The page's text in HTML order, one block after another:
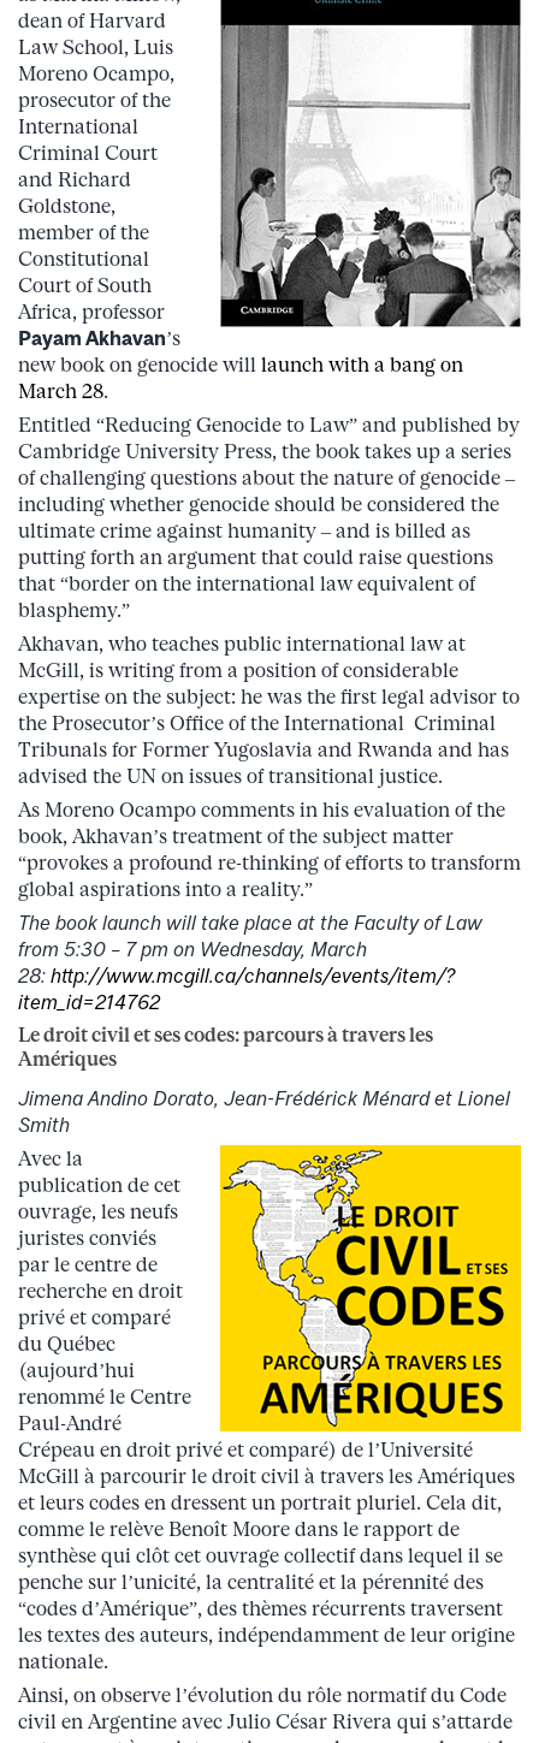
dean of Harvard
Law School, Luis
Moreno Ocampo,
prosecutor of the
International
Criminal Court
and Richard
Goldstone,
member of the
Constitutional
Court of South
Africa, professor
Payam Akhavan’s
new book on genocide will launch with a bang on
March 28.
Entitled “Reducing Genocide to Law” and published by
Cambridge University Press, the book takes up a series
of challenging questions about the nature of genocide –
including whether genocide should be considered the
ultimate crime against humanity – and is billed as
putting forth an argument that could raise questions
that “border on the international law equivalent of
blasphemy.”
Akhavan, who teaches public international law at
McGill, is writing from a position of considerable
expertise on the subject: he was the first legal advisor to
the Prosecutor’s Office of the International Criminal
Tribunals for Former Yugoslavia and Rwanda and has
advised the UN on issues of transitional justice.
As Moreno Ocampo comments in his evaluation of the
book, Akhavan’s treatment of the subject matter
“provokes a profound re-thinking of efforts to transform
global aspirations into a reality.”
The book launch will take place at the Faculty of Law
from 5:30 – 7 pm on Wednesday, March
28: http://www.mcgill.ca/channels/events/item/?
item_id=214762
Le droit civil et ses codes: parcours à travers les
Amériques
Jimena Andino Dorato, Jean-Frédérick Ménard et Lionel
Smith
Avec la
publication de cet
ouvrage, les neufs
juristes conviés
par le centre de
recherche en droit
privé et comparé
du Québec
(aujourd’hui
renommé le Centre
Paul-André
Crépeau en droit privé et comparé) de l’Université
McGill à parcourir le droit civil à travers les Amériques
et leurs codes en dressent un portrait pluriel. Cela dit,
comme le relève Benoît Moore dans le rapport de
synthèse qui clôt cet ouvrage collectif dans lequel il se
penche sur l’unicité, la centralité et la pérennité des
“codes d’Amérique”, des thèmes récurrents traversent
les textes des auteurs, indépendamment de leur origine
nationale.
Ainsi, on observe l’évolution du rôle normatif du Code
civil en Argentine avec Julio César Rivera qui s’attarde